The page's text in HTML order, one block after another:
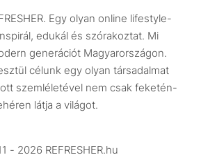
Utazás
Életmód
Design
Beszélgetések
Videó
Egy olyan online lifestyle-
edukál és szórakoztat. Mi
generációt Magyarországon.
célunk egy olyan társadalmat
szemléletével nem csak feketén-
látja a világot.
- 2026 REFRESHER.hu